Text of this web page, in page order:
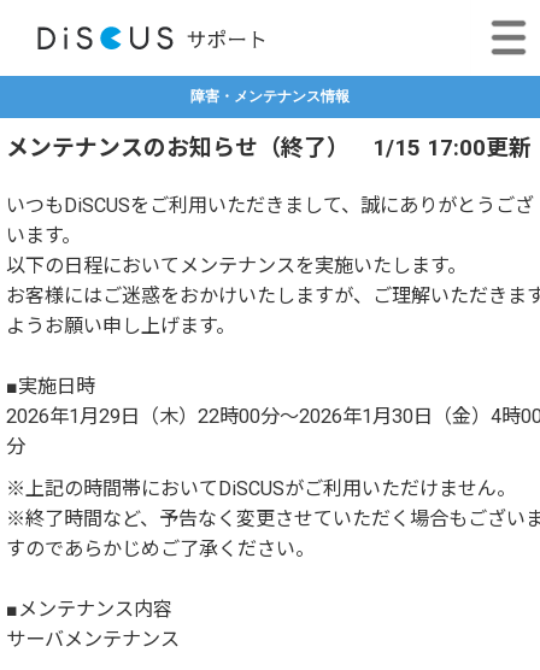
障害・メンテナンス情報
メンテナンスのお知らせ（終了） 1/15 17:00更新
いつもDiSCUSをご利用いただきまして、誠にありがとうござ
います。
以下の日程においてメンテナンスを実施いたします。
お客様にはご迷惑をおかけいたしますが、ご理解いただきま
ようお願い申し上げます。
■実施日時
2026年1月29日（木）22時00分～2026年1月30日（金）4時
分
※上記の時間帯においてDiSCUSがご利用いただけません。
※終了時間など、予告なく変更させていただく場合もござい
すのであらかじめご了承ください。
■メンテナンス内容
サーバメンテナンス